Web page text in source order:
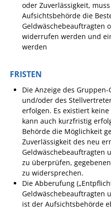
oder Zuverlässigkeit,
Aufsichtsbehörde die
Geldwäschebeauftragten
widerrufen werden und
werden
FRISTEN
Die Anzeige des
und/oder des
erfolgen. Es existiert
kann auch kurzfristig
Behörde die Möglichkeit
Zuverlässigkeit des neu
Geldwäschebeauftragten
zu überprüfen,
zu widersprechen.
Die Abberufung
Geldwäschebeauftragten
ist der Aufsichtsbehörde